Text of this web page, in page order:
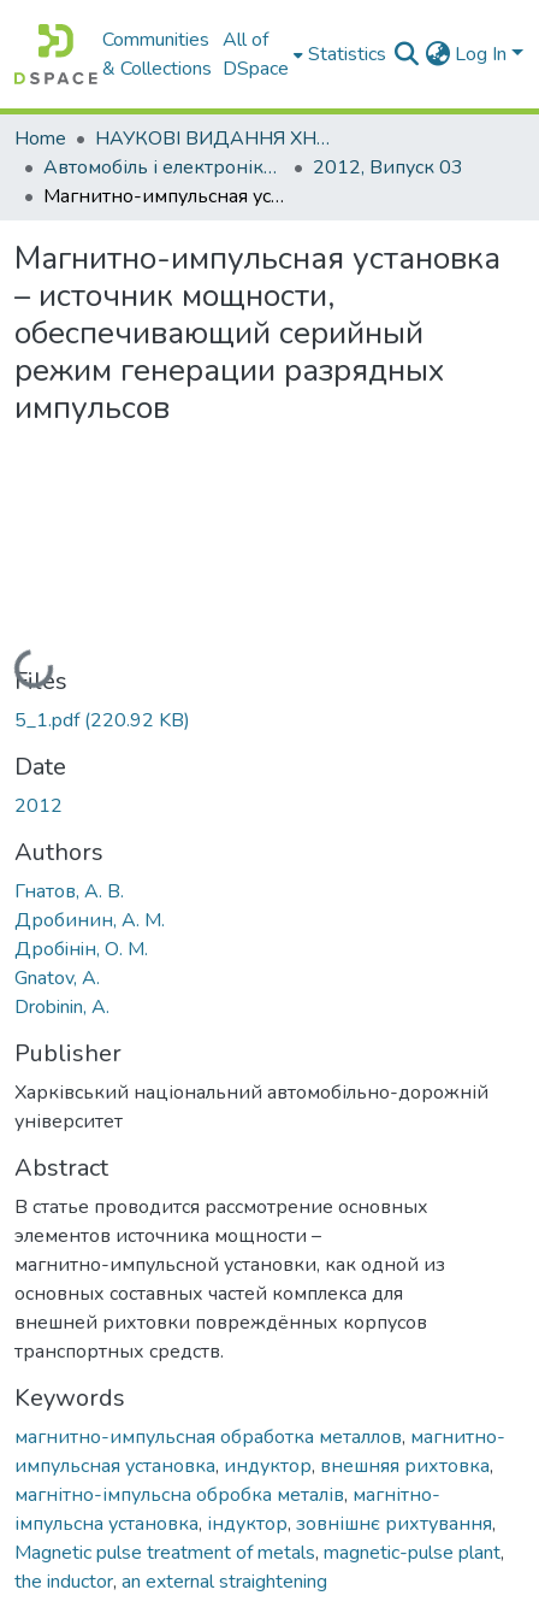
Communities
& Collections
All of
DSpace
Statistics Log In
Home
НАУКОВІ ВИДАННЯ ХНАДУ
Автомобіль і електроніка. Сучасні технології
2012, Випуск 03
Магнитно-импульсная установка – источник мощности, обеспечивающий серийный режим генерации разрядных импульсов
Магнитно-импульсная установка
– источник мощности,
обеспечивающий серийный
режим генерации разрядных
импульсов
Loading...
Files
5_1.pdf(220.92 KB)
Date
2012
Authors
Гнатов, А. В.
Дробинин, А. М.
Дробiнiн, О. М.
Gnatov, A.
Drobinin, A.
Publisher
Харківський національний автомобільно-дорожній
університет
Abstract
В статье проводится рассмотрение основных
элементов источника мощности –
магнитно-импульсной установки, как одной из
основных составных частей комплекса для
внешней рихтовки повреждённых корпусов
транспортных средств.
Keywords
магнитно-импульсная обработка металлов, магнитно-
импульсная установка, индуктор, внешняя рихтовка,
магнітно-імпульсна обробка металів, магнітно-
імпульсна установка, індуктор, зовнішнє рихтування,
Magnetic pulse treatment of metals, magnetic-pulse plant,
the inductor, an external straightening